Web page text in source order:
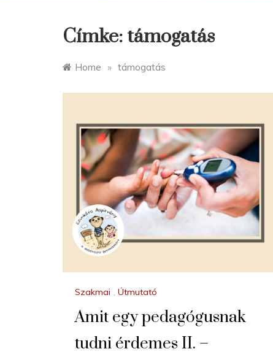
Címke: támogatás
Home » támogatás
Szakmai , Útmutató
Amit egy pedagógusnak
tudni érdemes II. –